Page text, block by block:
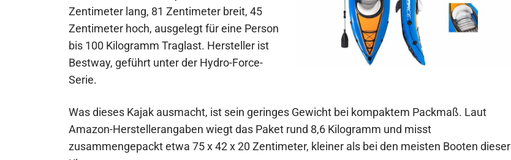
Zentimeter lang, 81 Zentimeter breit, 45
Zentimeter hoch, ausgelegt für eine Person
bis 100 Kilogramm Traglast. Hersteller ist
Bestway, geführt unter der Hydro-Force-
Serie.
Was dieses Kajak ausmacht, ist sein geringes Gewicht bei kompaktem Packmaß. Laut
Amazon-Herstellerangaben wiegt das Paket rund 8,6 Kilogramm und misst
zusammengepackt etwa 75 x 42 x 20 Zentimeter, kleiner als bei den meisten Booten dieser